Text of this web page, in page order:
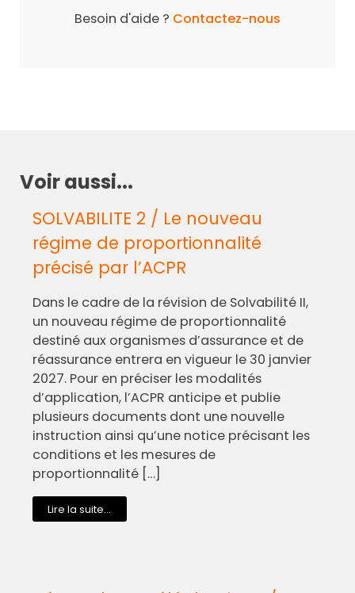
Besoin d'aide ? Contactez-nous
Voir aussi...
SOLVABILITE 2 / Le nouveau
régime de proportionnalité
précisé par l’ACPR
Dans le cadre de la révision de Solvabilité II,
un nouveau régime de proportionnalité
destiné aux organismes d’assurance et de
réassurance entrera en vigueur le 30 janvier
2027. Pour en préciser les modalités
d’application, l’ACPR anticipe et publie
plusieurs documents dont une nouvelle
instruction ainsi qu’une notice précisant les
conditions et les mesures de
proportionnalité […]
Lire la suite...